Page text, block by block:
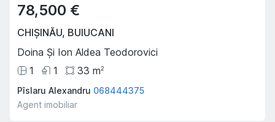
78,500 €
CHIȘINĂU, BUIUCANI
Doina Și Ion Aldea Teodorovici
1
1 33 m2
Pîslaru Alexandru 068444375
Agent imobiliar